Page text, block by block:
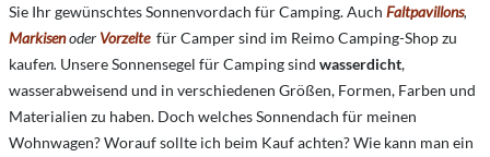
Sie Ihr gewünschtes Sonnenvordach für Camping. Auch Faltpavillons,
Markisenoder Vorzelte für Camper sind im Reimo Camping-Shop zu
kaufen. Unsere Sonnensegel für Camping sind wasserdicht,
wasserabweisend und in verschiedenen Größen, Formen, Farben und
Materialien zu haben. Doch welches Sonnendach für meinen
Wohnwagen? Worauf sollte ich beim Kauf achten? Wie kann man ein